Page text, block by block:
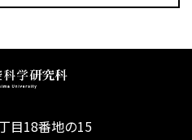
目18番地の15